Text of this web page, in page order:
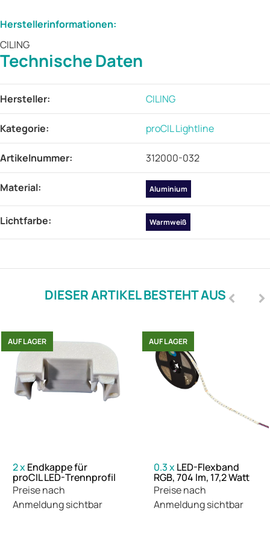
Herstellerinformationen:
CILING
Technische Daten
Produkteigenschaft
Wert
Hersteller: CILING
Kategorie: proCIL Lightline
Artikelnummer: 312000-032
Material‍: Aluminium
Lichtfarbe‍: Warmweiß
DIESER ARTIKEL BESTEHT AUS
AUF LAGER
2xEndkappe für
proCIL LED-Trennprofil
Preise nach
Anmeldung sichtbar
AUF LAGER
0.3xLED-Flexband
RGB, 704 lm, 17,2 Watt
Preise nach
Anmeldung sichtbar